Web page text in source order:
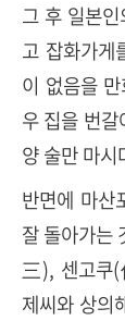
그 후 일본
고 잡화가게
이 없음을
우 집을 번
양 술만 마
반면에 마산
잘 돌아가는
三), 센고쿠
제씨와 상의